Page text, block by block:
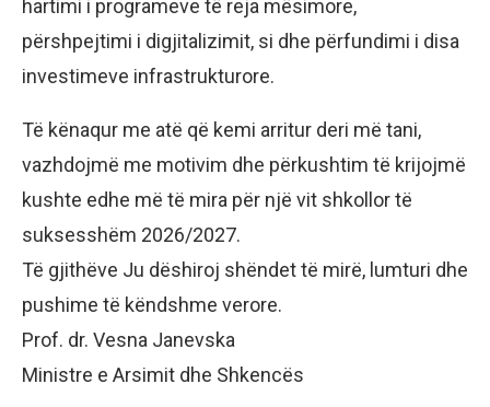
hartimi i programeve të reja mësimore,
përshpejtimi i digjitalizimit, si dhe përfundimi i disa
investimeve infrastrukturore.
Të kënaqur me atë që kemi arritur deri më tani,
vazhdojmë me motivim dhe përkushtim të krijojmë
kushte edhe më të mira për një vit shkollor të
suksesshëm 2026/2027.
Të gjithëve Ju dëshiroj shëndet të mirë, lumturi dhe
pushime të këndshme verore.
Prof. dr. Vesna Janevska
Ministre e Arsimit dhe Shkencës